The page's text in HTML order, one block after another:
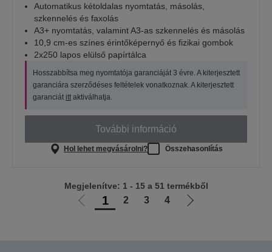
Automatikus kétoldalas nyomtatás, másolás,
szkennelés és faxolás
A3+ nyomtatás, valamint A3-as szkennelés és másolás
10,9 cm-es színes érintőképernyő és fizikai gombok
2x250 lapos elülső papírtálca
Hosszabbítsa meg nyomtatója garanciáját 3 évre. A kiterjesztett
garanciára szerződéses feltételek vonatkoznak. A kiterjesztett
garanciát itt aktiválhatja.
További információ
Hol lehet megvásárolni? Összehasonlítás
Előző
1 2 3 4
Következő
Megjelenítve: 1 - 15 a 51 termékből